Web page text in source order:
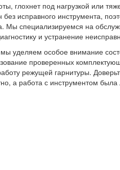
глохнет под нагрузкой или
исправного инструмента,
Мы специализируемся на
и устранение
уделяем особое внимание
проверенных
режущей гарнитуры.
а работа с инструментом была